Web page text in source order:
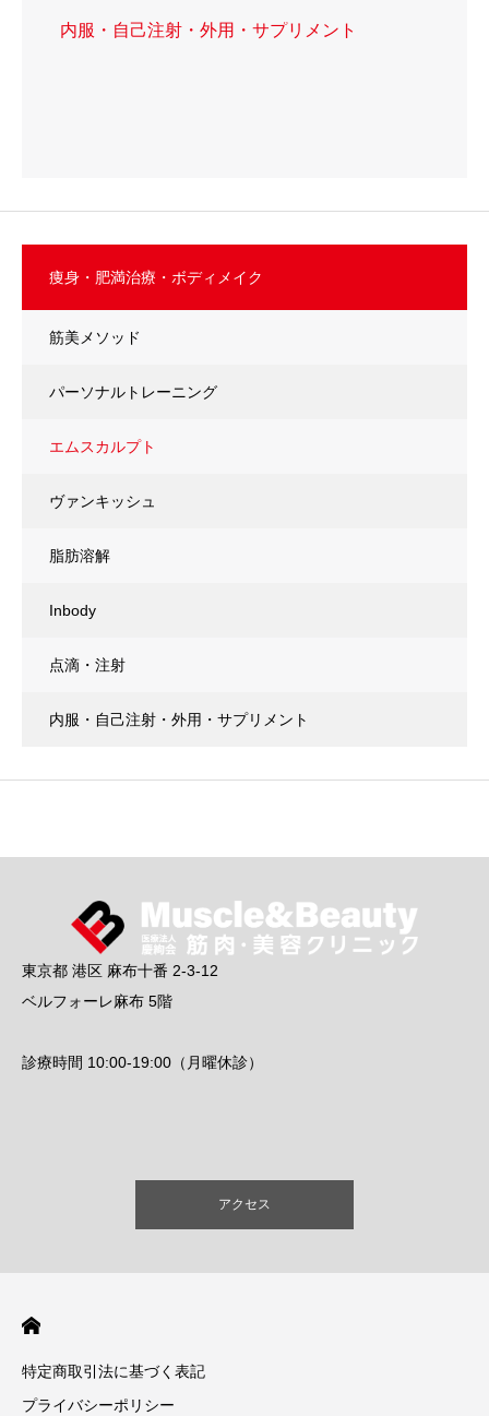
内服・自己注射・外用・サプリメント
痩身・肥満治療・ボディメイク
筋美メソッド
パーソナルトレーニング
エムスカルプト
ヴァンキッシュ
脂肪溶解
Inbody
点滴・注射
内服・自己注射・外用・サプリメント
東京都 港区 麻布十番 2-3-12
ベルフォーレ麻布 5階
診療時間 10:00-19:00（月曜休診）
アクセス
特定商取引法に基づく表記
プライバシーポリシー